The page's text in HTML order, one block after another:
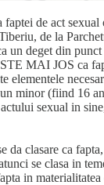
faptei de act
de la
un deget din
MAI JOS ca
elementele
minor (fiind 16
sexual in
da clasare ca
se clasa in
in